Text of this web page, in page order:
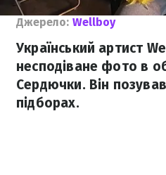
Джерело: Wellboy
Український артист
несподіване фото в
Сердючки. Він
підборах.